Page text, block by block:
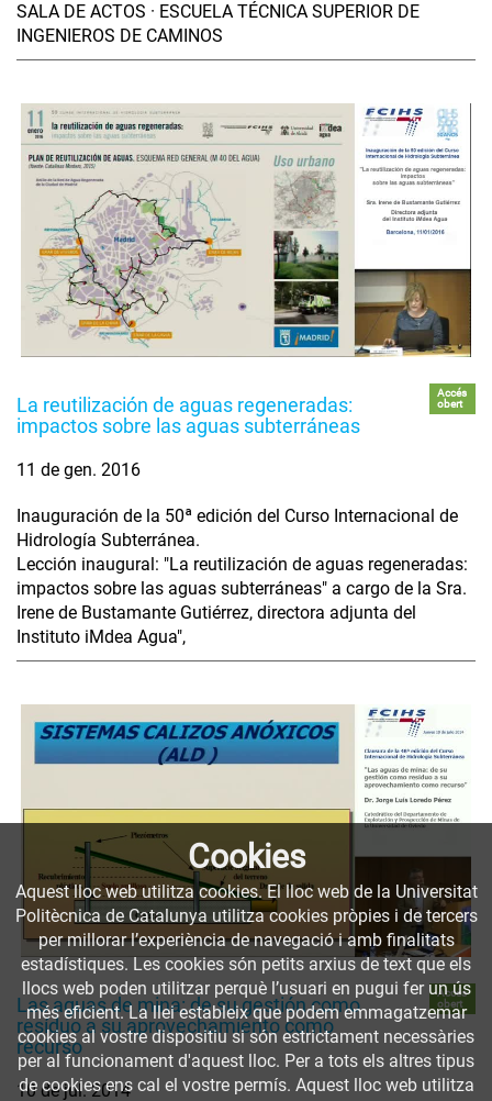
SALA DE ACTOS · ESCUELA TÉCNICA SUPERIOR DE
INGENIEROS DE CAMINOS
La reutilización de aguas regeneradas:
impactos sobre las aguas subterráneas
Accés
obert
11 de gen. 2016
Inauguración de la 50ª edición del Curso Internacional de
Hidrología Subterránea.
Lección inaugural: "La reutilización de aguas regeneradas:
impactos sobre las aguas subterráneas" a cargo de la Sra.
Irene de Bustamante Gutiérrez, directora adjunta del
Instituto iMdea Agua",
Las aguas de mina: de su gestión como
resíduo a su aprovechamiento como
recurso
Accés
obert
10 de jul. 2014
Cookies
Aquest lloc web utilitza cookies. El lloc web de la Universitat
Politècnica de Catalunya utilitza cookies pròpies i de tercers
per millorar l’experiència de navegació i amb finalitats
estadístiques. Les cookies són petits arxius de text que els
llocs web poden utilitzar perquè l’usuari en pugui fer un ús
més eficient. La llei estableix que podem emmagatzemar
cookies al vostre dispositiu si són estrictament necessàries
per al funcionament d'aquest lloc. Per a tots els altres tipus
de cookies ens cal el vostre permís. Aquest lloc web utilitza